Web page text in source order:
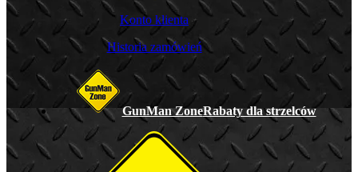
Konto klienta
Historia zamówień
GunMan ZoneRabaty dla strzelców